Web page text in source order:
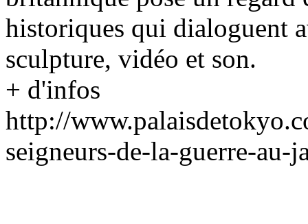
historiques qui dialoguent
sculpture, vidéo et son.
+ d'infos
http://
seigneurs-de-la-guerre-au-